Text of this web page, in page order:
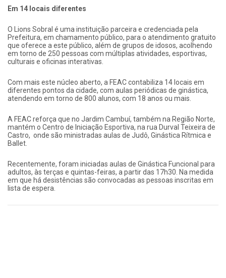
Em 14 locais diferentes
O Lions Sobral é uma instituição parceira e credenciada pela
Prefeitura, em chamamento público, para o atendimento gratuito
que oferece a este público, além de grupos de idosos, acolhendo
em torno de 250 pessoas com múltiplas atividades, esportivas,
culturais e oficinas interativas.
Com mais este núcleo aberto, a FEAC contabiliza 14 locais em
diferentes pontos da cidade, com aulas periódicas de ginástica,
atendendo em torno de 800 alunos, com 18 anos ou mais.
A FEAC reforça que no Jardim Cambuí, também na Região Norte,
mantém o Centro de Iniciação Esportiva, na rua Durval Teixeira de
Castro, onde são ministradas aulas de Judô, Ginástica Rítmica e
Ballet.
Recentemente, foram iniciadas aulas de Ginástica Funcional para
adultos, às terças e quintas-feiras, a partir das 17h30. Na medida
em que há desistências são convocadas as pessoas inscritas em
lista de espera.